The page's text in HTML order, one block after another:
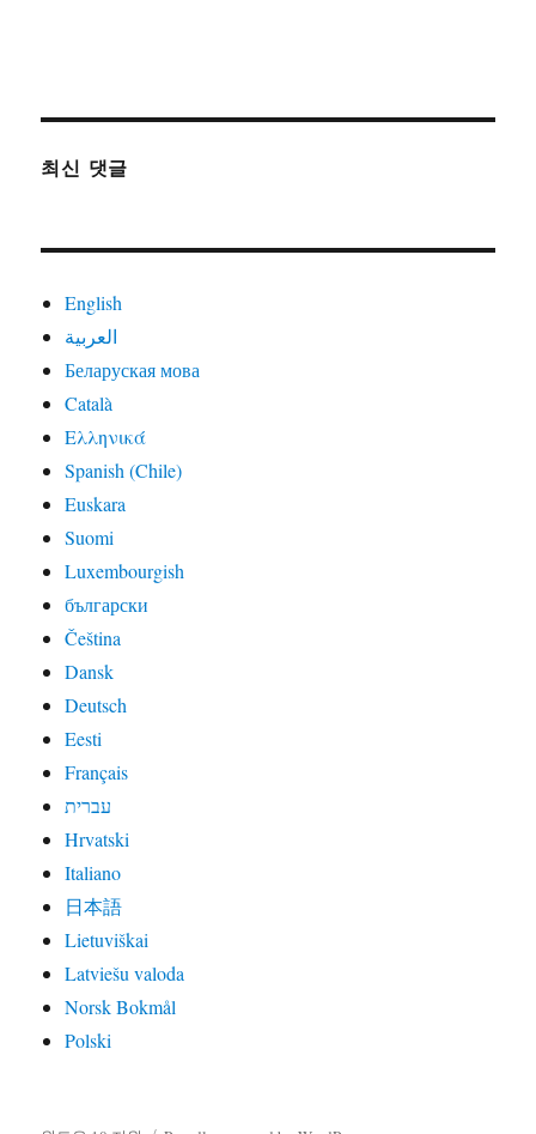
최신 댓글
English
العربية
Беларуская мова
Català
Ελληνικά
Spanish (Chile)
Euskara
Suomi
Luxembourgish
български
Čeština
Dansk
Deutsch
Eesti
Français
עברית
Hrvatski
Italiano
日本語
Lietuviškai
Latviešu valoda
Norsk Bokmål
Polski